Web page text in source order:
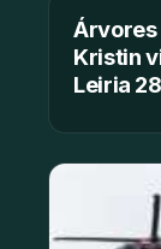
Árvores
Kristin
Leiria